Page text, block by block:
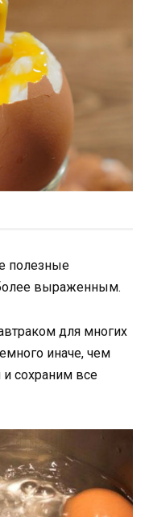
полезные
выраженным.
для многих
иначе, чем
сохраним все